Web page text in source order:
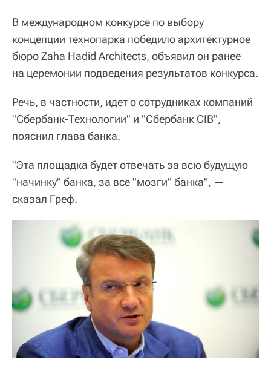
В международном конкурсе по выбору
концепции технопарка победило архитектурное
бюро Zaha Hadid Architects, объявил он ранее
на церемонии подведения результатов конкурса.
Речь, в частности, идет о сотрудниках компаний
"Сбербанк-Технологии" и "Сбербанк CIB",
пояснил глава банка.
"Эта площадка будет отвечать за всю будущую
"начинку" банка, за все "мозги" банка", —
сказал Греф.